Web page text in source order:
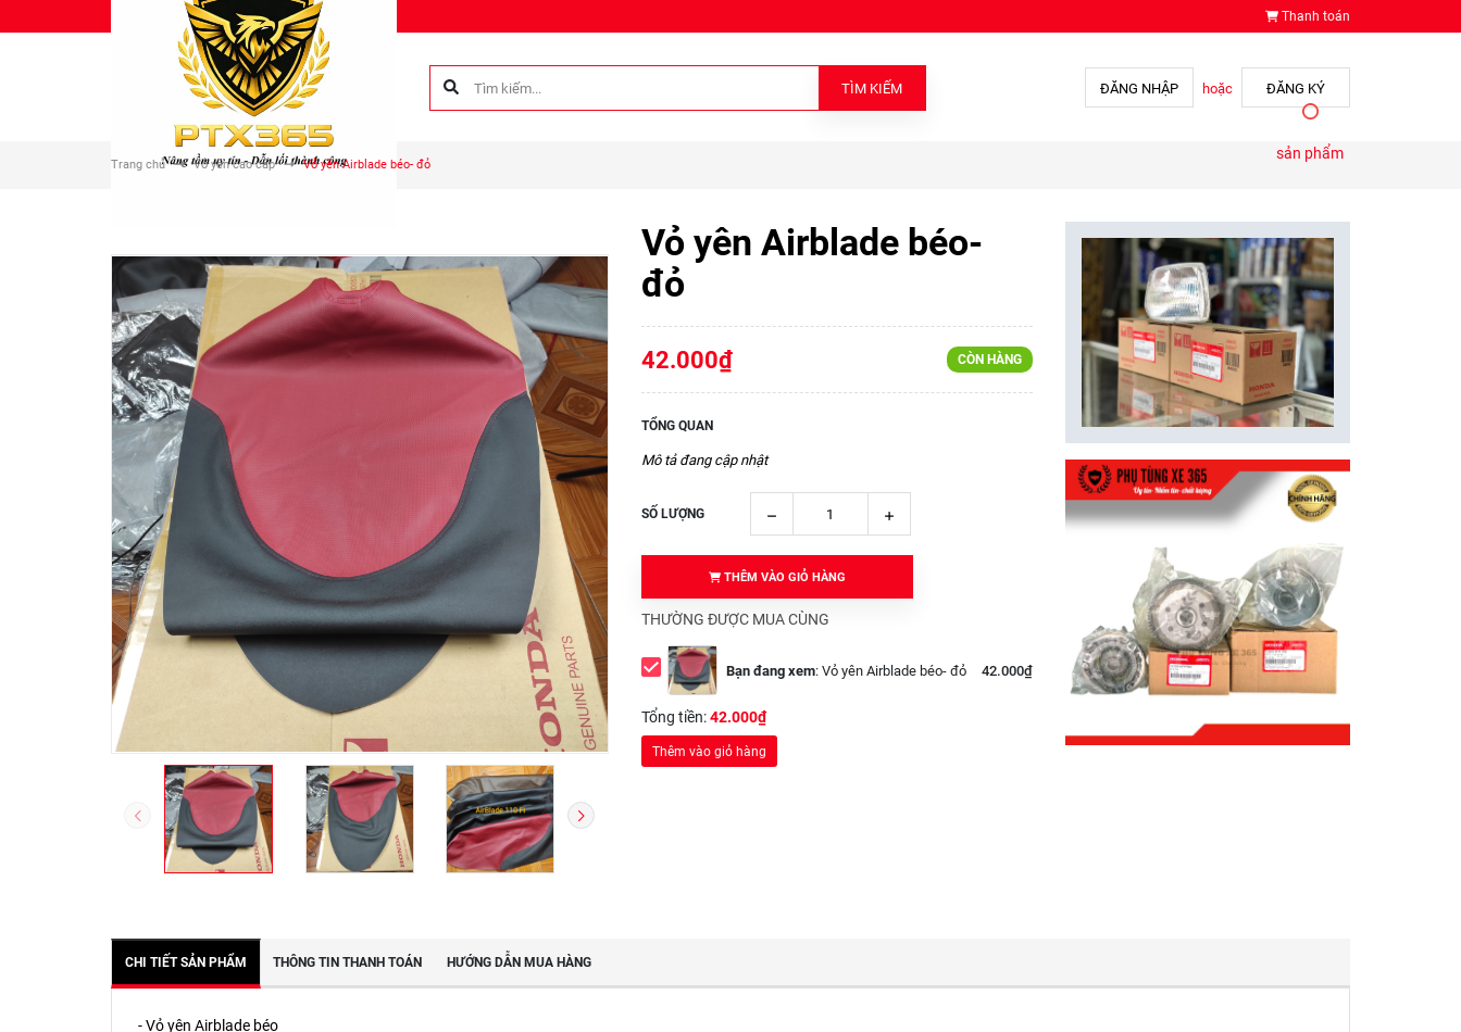
Chào mừng bạn đến với Phụ tùng Duy Anh! Thanh toán
TÌM KIẾM ĐĂNG NHẬP hoặc ĐĂNG KÝ
sản phẩm
Trang chủ Vỏ yên cao cấp Vỏ yên Airblade béo- đỏ
Vỏ yên Airblade béo-
đỏ
42.000₫ CÒN HÀNG
TỔNG QUAN
Mô tả đang cập nhật
SỐ LƯỢNG
THÊM VÀO GIỎ HÀNG
THƯỜNG ĐƯỢC MUA CÙNG
Bạn đang xem:Vỏ yên Airblade béo- đỏ 42.000₫
Tổng tiền:42.000₫
Thêm vào giỏ hàng
CHI TIẾT SẢN PHẨM THÔNG TIN THANH TOÁN HƯỚNG DẪN MUA HÀNG
- Vỏ yên Airblade béo